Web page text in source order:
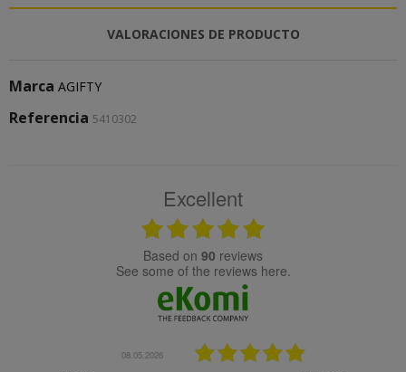
VALORACIONES DE PRODUCTO
Marca AGIFTY
Referencia 5410302
Excellent
based on 90 reviews
see some of the reviews here.
08.04.2026